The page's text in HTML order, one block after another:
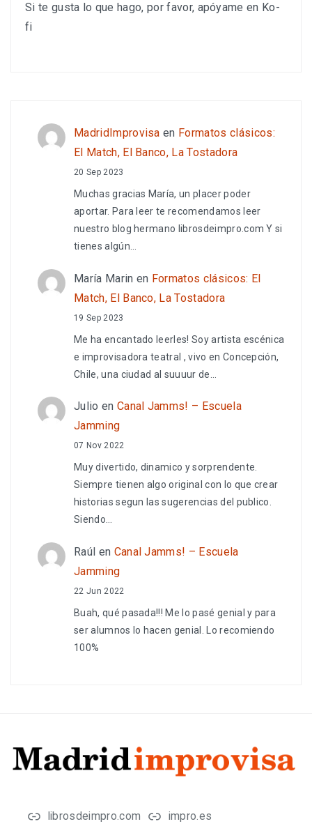
Si te gusta lo que hago, por favor, apóyame en Ko-
fi
MadridImprovisa en Formatos clásicos:
El Match, El Banco, La Tostadora
20 Sep 2023
Muchas gracias María, un placer poder
aportar. Para leer te recomendamos leer
nuestro blog hermano librosdeimpro.com Y si
tienes algún…
María Marin en Formatos clásicos: El
Match, El Banco, La Tostadora
19 Sep 2023
Me ha encantado leerles! Soy artista escénica
e improvisadora teatral , vivo en Concepción,
Chile, una ciudad al suuuur de…
Julio en Canal Jamms! – Escuela
Jamming
07 Nov 2022
Muy divertido, dinamico y sorprendente.
Siempre tienen algo original con lo que crear
historias segun las sugerencias del publico.
Siendo…
Raúl en Canal Jamms! – Escuela
Jamming
22 Jun 2022
Buah, qué pasada!!! Me lo pasé genial y para
ser alumnos lo hacen genial. Lo recomiendo
100%
librosdeimpro.com impro.es